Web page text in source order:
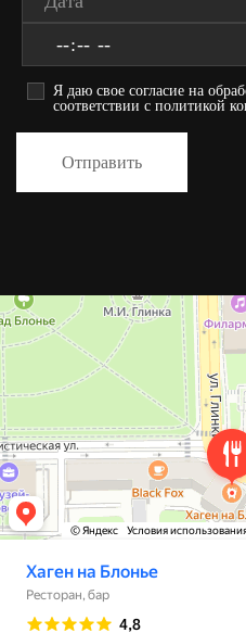
Я даю свое согласие на
соответствии с политикой
Отправить
Хаген на Блонье
Ресторан в Смоленске